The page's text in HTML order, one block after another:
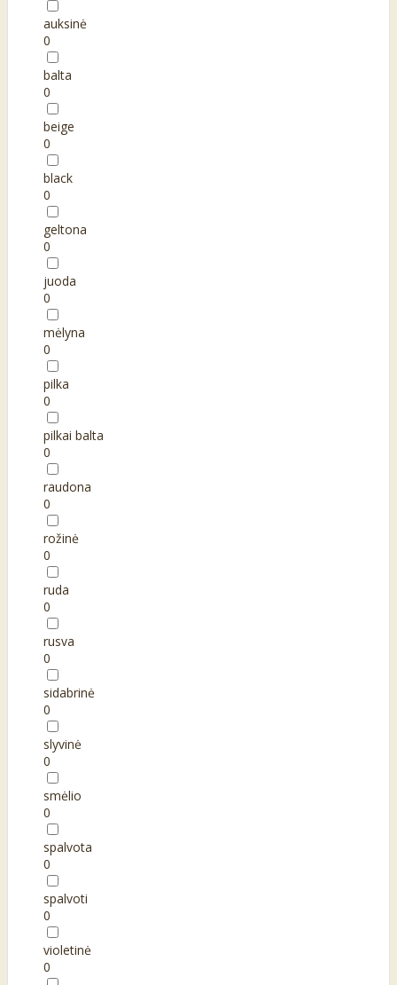
auksinė
0
balta
0
beige
0
black
0
geltona
0
juoda
0
mėlyna
0
pilka
0
pilkai balta
0
raudona
0
rožinė
0
ruda
0
rusva
0
sidabrinė
0
slyvinė
0
smėlio
0
spalvota
0
spalvoti
0
violetinė
0